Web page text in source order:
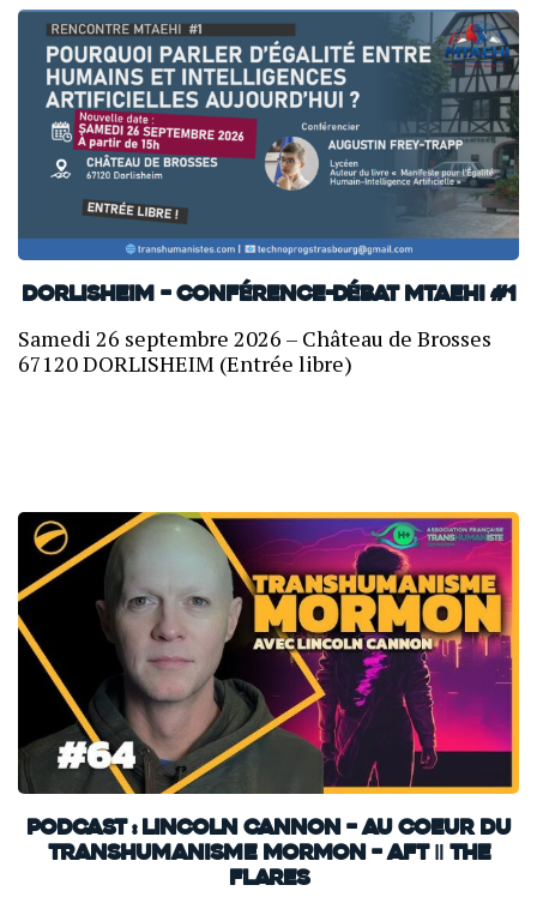
Dorlisheim – Conférence-débat MTAEHI #1
Samedi 26 septembre 2026 – Château de Brosses
67120 DORLISHEIM (Entrée libre)
PODCAST : Lincoln Cannon – Au coeur du
Transhumanisme Mormon – AFT ‖ THE
FLARES